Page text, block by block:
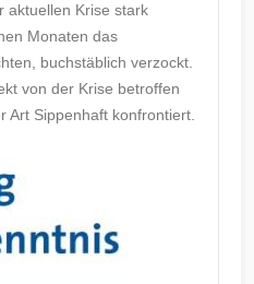
aktuellen Krise stark
Monaten das
buchstäblich verzockt.
von der Krise betroffen
Art Sippenhaft konfrontiert.